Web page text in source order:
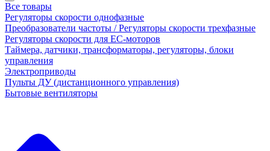
Все товары
Регуляторы скорости однофазные
Преобразователи частоты / Регуляторы скорости трехфазные
Регуляторы скорости для ЕС-моторов
Таймера, датчики, трансформаторы, регуляторы, блоки
управления
Электроприводы
Пульты ДУ (дистанционного управления)
Бытовые вентиляторы